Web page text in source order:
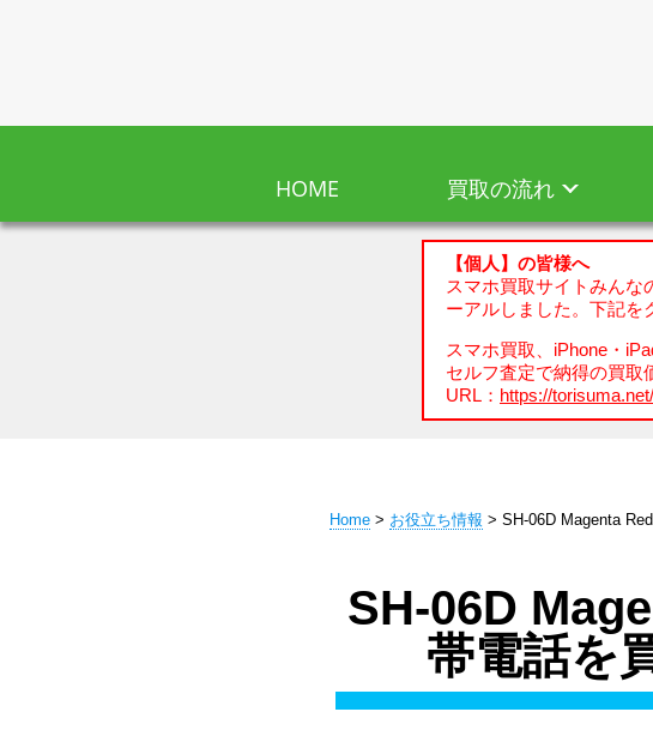
HOME 買取の流れ
【個人】の皆様へ
スマホ買取サイトみんな
ーアルしました。下記を
スマホ買取、iPhone・
セルフ査定で納得の買取
URL： https://torisuma.net/
Home > お役立ち情報 > SH-06D Magenta
SH-06D
帯電話を